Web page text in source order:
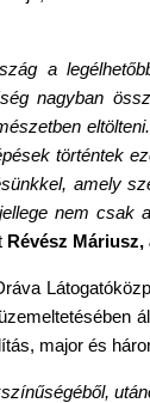
a
nagyban
történtek
amely
nem
Révész
major és